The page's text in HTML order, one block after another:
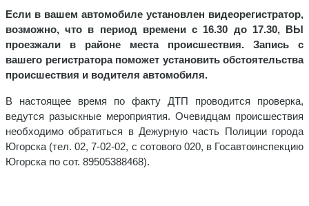
Если в вашем автомобиле установлен видеорегистратор,
возможно, что в период времени с 16.30 до 17.30, ВЫ
проезжали в районе места происшествия. Запись с
вашего регистратора поможет установить обстоятельства
происшествия и водителя автомобиля.
В настоящее время по факту ДТП проводится проверка,
ведутся разыскные мероприятия. Очевидцам происшествия
необходимо обратиться в Дежурную часть Полиции города
Югорска (тел. 02, 7-02-02, с сотового 020, в Госавтоинспекцию
Югорска по сот. 89505388468).